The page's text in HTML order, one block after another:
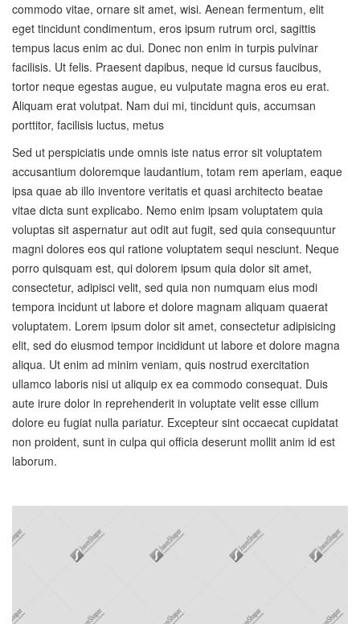
commodo vitae, ornare sit amet, wisi. Aenean fermentum, elit
eget tincidunt condimentum, eros ipsum rutrum orci, sagittis
tempus lacus enim ac dui. Donec non enim in turpis pulvinar
facilisis. Ut felis. Praesent dapibus, neque id cursus faucibus,
tortor neque egestas augue, eu vulputate magna eros eu erat.
Aliquam erat volutpat. Nam dui mi, tincidunt quis, accumsan
porttitor, facilisis luctus, metus
Sed ut perspiciatis unde omnis iste natus error sit voluptatem
accusantium doloremque laudantium, totam rem aperiam, eaque
ipsa quae ab illo inventore veritatis et quasi architecto beatae
vitae dicta sunt explicabo. Nemo enim ipsam voluptatem quia
voluptas sit aspernatur aut odit aut fugit, sed quia consequuntur
magni dolores eos qui ratione voluptatem sequi nesciunt. Neque
porro quisquam est, qui dolorem ipsum quia dolor sit amet,
consectetur, adipisci velit, sed quia non numquam eius modi
tempora incidunt ut labore et dolore magnam aliquam quaerat
voluptatem. Lorem ipsum dolor sit amet, consectetur adipisicing
elit, sed do eiusmod tempor incididunt ut labore et dolore magna
aliqua. Ut enim ad minim veniam, quis nostrud exercitation
ullamco laboris nisi ut aliquip ex ea commodo consequat. Duis
aute irure dolor in reprehenderit in voluptate velit esse cillum
dolore eu fugiat nulla pariatur. Excepteur sint occaecat cupidatat
non proident, sunt in culpa qui officia deserunt mollit anim id est
laborum.